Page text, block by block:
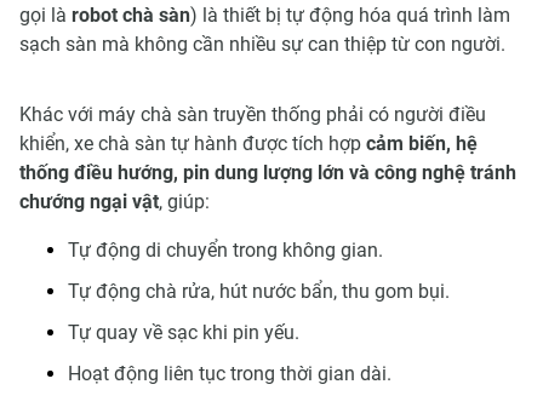
gọi là robot chà sàn) là thiết bị tự động hóa quá trình làm
sạch sàn mà không cần nhiều sự can thiệp từ con người.
Khác với máy chà sàn truyền thống phải có người điều
khiển, xe chà sàn tự hành được tích hợp cảm biến, hệ
thống điều hướng, pin dung lượng lớn và công nghệ tránh
chướng ngại vật, giúp:
Tự động di chuyển trong không gian.
Tự động chà rửa, hút nước bẩn, thu gom bụi.
Tự quay về sạc khi pin yếu.
Hoạt động liên tục trong thời gian dài.